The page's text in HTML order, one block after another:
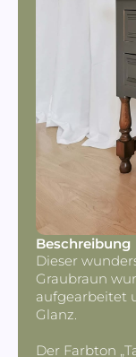
Beschreibung
Dieser
Graubraun
aufgearbeitet
Glanz.
Der Farbton